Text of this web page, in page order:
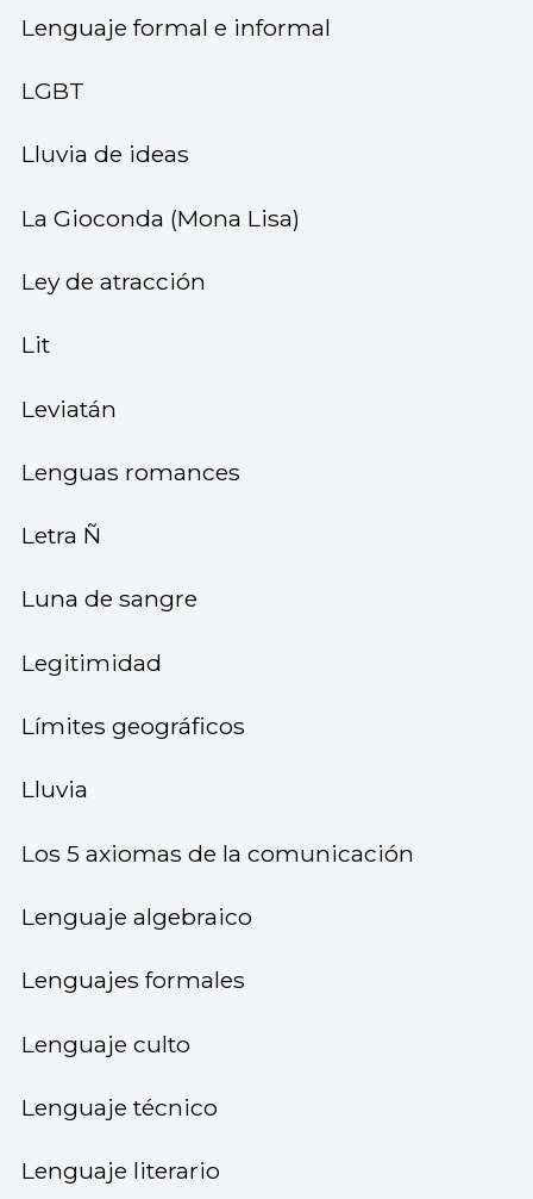
Lenguaje formal e informal
LGBT
Lluvia de ideas
La Gioconda (Mona Lisa)
Ley de atracción
Lit
Leviatán
Lenguas romances
Letra Ñ
Luna de sangre
Legitimidad
Límites geográficos
Lluvia
Los 5 axiomas de la comunicación
Lenguaje algebraico
Lenguajes formales
Lenguaje culto
Lenguaje técnico
Lenguaje literario